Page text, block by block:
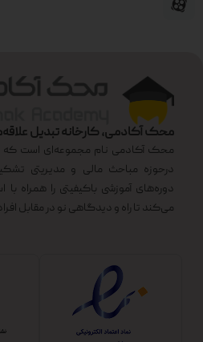
محک آکادمی، کارخانه تبدیل
محک آکادمی نام مجموعه‌ای است که
درحوزه مباحث مالی و مدیریتی
دوره‌های آموزشی باکیفیتی را همراه
می‌کند تا راه و دیدگاهی نو در مقابل